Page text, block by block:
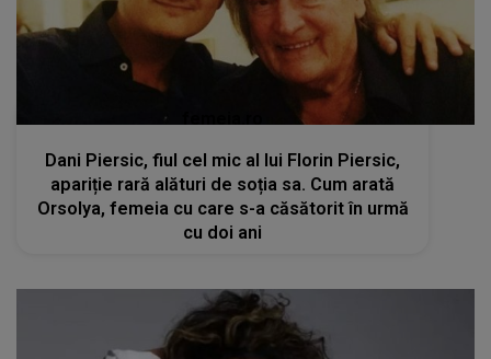
Dani Piersic, fiul cel mic al lui Florin Piersic,
apariție rară alături de soția sa. Cum arată
Orsolya, femeia cu care s-a căsătorit în urmă
cu doi ani